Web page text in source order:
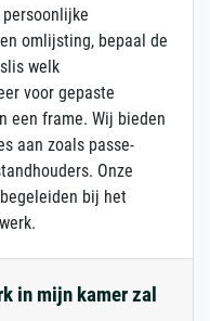
omlijsting, bepaal de
welk
voor gepaste
een frame. Wij bieden
aan zoals passe-
Onze
bij het
in mijn kamer zal